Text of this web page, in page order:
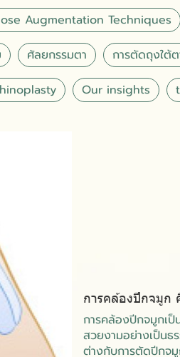
Augmentation Techniques
ศัลยกรรมตา การตัดถุงใต้
Our insights
การคล้องปีกจมูก
การคล้องปีกจมูกเป็
สวยงามอย่างเป็นธ
ต่างกับการตัดปีกจ